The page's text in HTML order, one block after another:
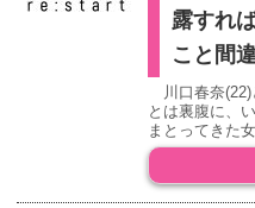
露すれ
こと間
川口春奈(22)
とは裏腹に、
まとってきた